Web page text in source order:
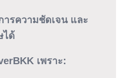
รความชัดเจน และ
ได้
เพราะ: